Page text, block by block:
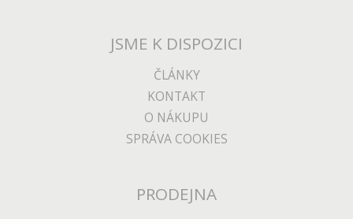
JSME K DISPOZICI
ČLÁNKY
KONTAKT
O NÁKUPU
SPRÁVA COOKIES
PRODEJNA